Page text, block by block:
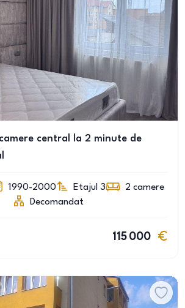
central la 2 minute de
1990-2000 Etajul 3 2 camere
Decomandat
115 000